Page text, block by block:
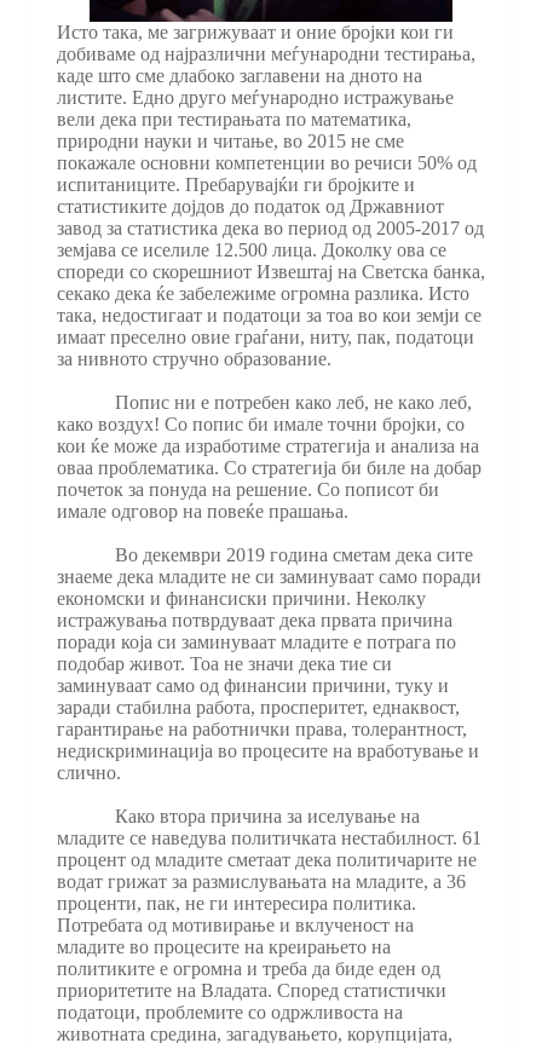
Исто така, ме загрижуваат и оние бројки кои ги
добиваме од најразлични меѓународни тестирања,
каде што сме длабоко заглавени на дното на
листите. Едно друго меѓународно истражување
вели дека при тестирањата по математика,
природни науки и читање, во 2015 не сме
покажале основни компетенции во речиси 50% од
испитаниците. Пребарувајќи ги бројките и
статистиките дојдов до податок од Државниот
завод за статистика дека во период од 2005-2017 од
земјава се иселиле 12.500 лица. Доколку ова се
спореди со скорешниот Извештај на Светска банка,
секако дека ќе забележиме огромна разлика. Исто
така, недостигаат и податоци за тоа во кои земји се
имаат преселно овие граѓани, ниту, пак, податоци
за нивното стручно образование.
Попис ни е потребен како леб, не како леб,
како воздух! Со попис би имале точни бројки, со
кои ќе може да изработиме стратегија и анализа на
оваа проблематика. Со стратегија би биле на добар
почеток за понуда на решение. Со пописот би
имале одговор на повеќе прашања.
Во декември 2019 година сметам дека сите
знаеме дека младите не си заминуваат само поради
економски и финансиски причини. Неколку
истражувања потврдуваат дека првата причина
поради која си заминуваат младите е потрага по
подобар живот. Тоа не значи дека тие си
заминуваат само од финансии причини, туку и
заради стабилна работа, просперитет, еднаквост,
гарантирање на работнички права, толерантност,
недискриминација во процесите на вработување и
слично.
Како втора причина за иселување на
младите се наведува политичката нестабилност. 61
процент од младите сметаат дека политичарите не
водат грижат за размислувањата на младите, а 36
проценти, пак, не ги интересира политика.
Потребата од мотивирање и вклученост на
младите во процесите на креирањето на
политиките е огромна и треба да биде еден од
приоритетите на Владата. Според статистички
податоци, проблемите со одржливоста на
животната средина, загадувањето, корупцијата,